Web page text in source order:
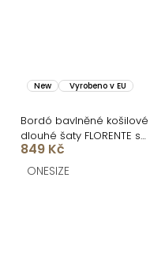
New Vyrobeno v EU
Bordó bavlněné košilové
dlouhé šaty FLORENTE s
páskem
849 Kč
ONESIZE